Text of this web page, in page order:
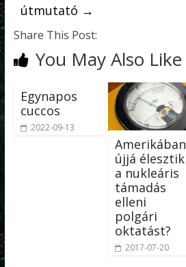
útmutató →
Share This Post:
You May Also Like
Egynapos
cuccos
2022-09-13
Amerikában
újjá élesztik
a nukleáris
támadás
elleni
polgári
oktatást?
2017-07-20